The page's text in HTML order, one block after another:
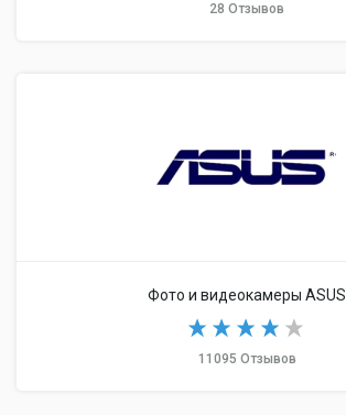
28 Отзывов
Фото и видеокамеры ASUS
11095 Отзывов